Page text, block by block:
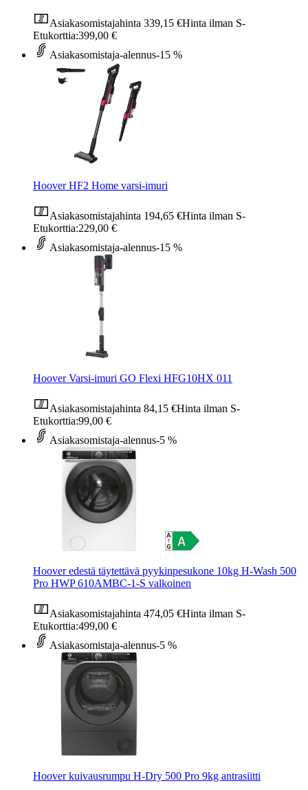
Asiakasomistajahinta 339,15 €Hinta ilman S-
Etukorttia:399,00 €
Asiakasomistaja-alennus-15 %
Hoover HF2 Home varsi-imuri
Asiakasomistajahinta 194,65 €Hinta ilman S-
Etukorttia:229,00 €
Asiakasomistaja-alennus-15 %
Hoover Varsi-imuri GO Flexi HFG10HX 011
Asiakasomistajahinta 84,15 €Hinta ilman S-
Etukorttia:99,00 €
Asiakasomistaja-alennus-5 %
Hoover edestä täytettävä pyykinpesukone 10kg H-Wash 500
Pro HWP 610AMBC-1-S valkoinen
Asiakasomistajahinta 474,05 €Hinta ilman S-
Etukorttia:499,00 €
Asiakasomistaja-alennus-5 %
Hoover kuivausrumpu H-Dry 500 Pro 9kg antrasiitti